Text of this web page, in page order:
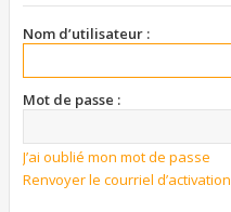
Nom d’utilisateur :
Mot de passe :
J’ai oublié mon mot de passe
Renvoyer le courriel d’activation